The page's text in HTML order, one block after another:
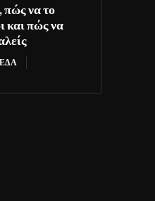
πώς να το
και πώς να